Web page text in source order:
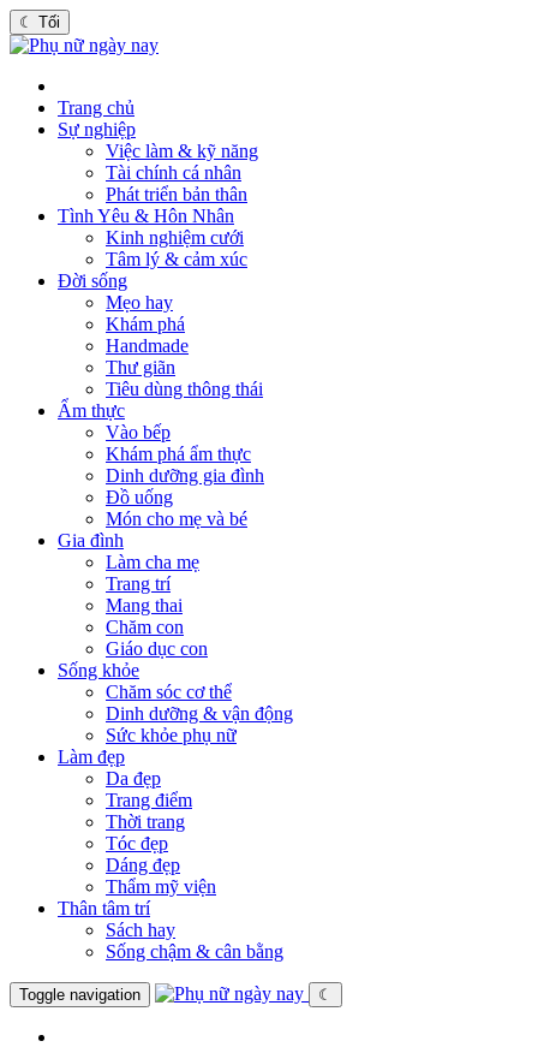
☾ Tối
Trang chủ
Sự nghiệp
Việc làm & kỹ năng
Tài chính cá nhân
Phát triển bản thân
Tình Yêu & Hôn Nhân
Kinh nghiệm cưới
Tâm lý & cảm xúc
Đời sống
Mẹo hay
Khám phá
Handmade
Thư giãn
Tiêu dùng thông thái
Ẩm thực
Vào bếp
Khám phá ẩm thực
Dinh dưỡng gia đình
Đồ uống
Món cho mẹ và bé
Gia đình
Làm cha mẹ
Trang trí
Mang thai
Chăm con
Giáo dục con
Sống khỏe
Chăm sóc cơ thể
Dinh dưỡng & vận động
Sức khỏe phụ nữ
Làm đẹp
Da đẹp
Trang điểm
Thời trang
Tóc đẹp
Dáng đẹp
Thẩm mỹ viện
Thân tâm trí
Sách hay
Sống chậm & cân bằng
Toggle navigation ☾